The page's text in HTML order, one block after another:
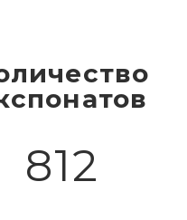
812